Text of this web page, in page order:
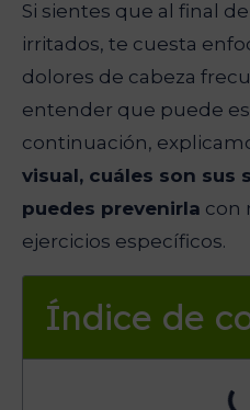
Si sientes que al final
irritados, te cuesta
dolores de cabeza
entender que puede
continuación,
visual, cuáles son sus
puedes prevenirla con
ejercicios específicos.
Índice de